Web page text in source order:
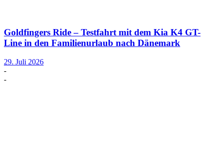
Goldfingers Ride – Testfahrt mit dem Kia K4 GT-
Line in den Familienurlaub nach Dänemark
29. Juli 2026
-
-